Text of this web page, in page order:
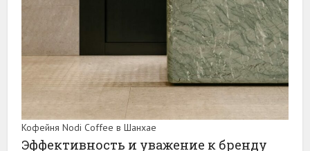
Кофейня Nodi Coffee в Шанхае
Эффективность и уважение к бренду